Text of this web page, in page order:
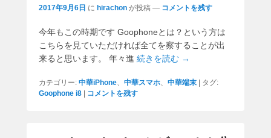
2017年9月6日 に hirachon が投稿 — コメントを残す
今年もこの時期です Goophoneとは？という方は
こちらを見ていただければ全てを察することが出
来ると思います。 年々進 続きを読む →
カテゴリー: 中華iPhone、 中華スマホ、 中華端末 | タグ:
Goophone i8 | コメントを残す